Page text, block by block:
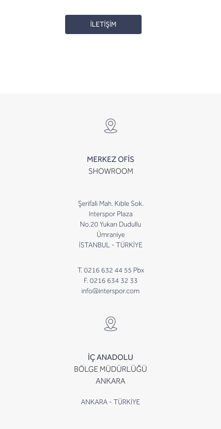
İLETİŞİM
MERKEZ OFİS
SHOWROOM
Şerifali Mah. Kıble Sok.
Interspor Plaza
No.20 Yukarı Dudullu
Ümraniye
İSTANBUL - TÜRKİYE
T. 0216 632 44 55 Pbx
F. 0216 634 32 33
info@interspor.com
İÇ ANADOLU
BÖLGE MÜDÜRLÜĞÜ
ANKARA
ANKARA - TÜRKİYE